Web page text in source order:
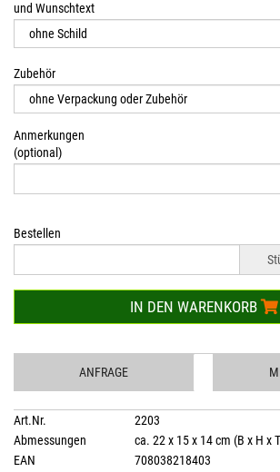
und Wunschtext
Zubehör
Anmerkungen
(optional)
Bestellen
IN DEN WARENKORB
ANFRAGE
Art.Nr.
2203
Abmessungen
ca. 22 x 15 x 14 cm (B x H x
EAN
708038218403